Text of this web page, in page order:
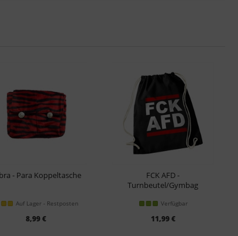
- Para Koppeltasche
Auf Lager - Restposten
8,99 €
FCK AFD -
Turnbeutel/Gymbag
Verfügbar
11,99 €